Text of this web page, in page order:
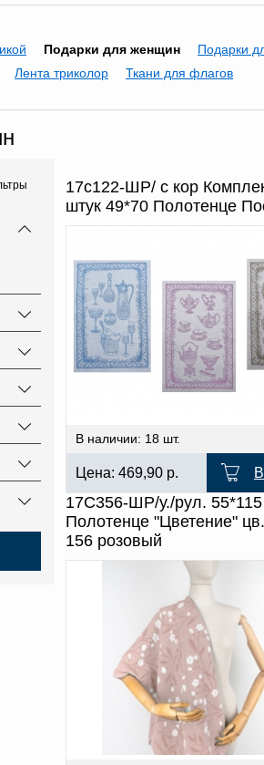
Подарки для женщин Подарки
Лента триколор Ткани для флагов
17с122-ШР/ с кор
штук 49*70 Полотенце
В наличии: 18 шт.
Цена: 469,90 р.
17С356-ШР/у./рул. 55*115
Полотенце "Цветение"
156 розовый